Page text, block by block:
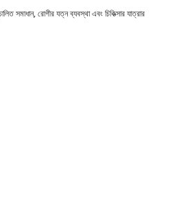
সমাধান, রোগীর যত্ন ব্যবস্থা এবং চিকিত্সার যাত্রার